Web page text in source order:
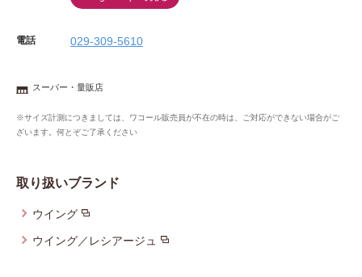
電話 029-309-5610
スーパー・量販店
※サイズ計測につきましては、ワコール販売員が不在の時は、ご対応ができない場合がご
ざいます。何とぞご了承ください
取り扱いブランド
ウイング
ウイング／レシアージュ